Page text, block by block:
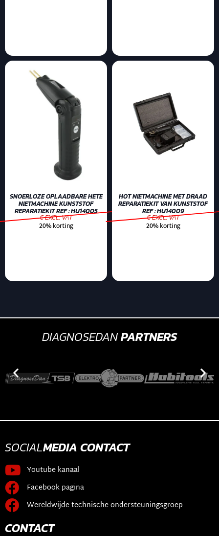
SNOERLOZE OPLAADBARE HETE
NIETMACHINE KUNSTSTOF
REPARATIEKIT REF : HU14005
€ EXCL. VAT
20% korting
HOT NIETMACHINE MET DRAAD
REPARATIEKIT VAN KUNSTSTOF
REF : HU14009
€ EXCL. VAT
20% korting
DIAGNOSEDANPARTNERS
SOCIALMEDIA CONTACT
Youtube kanaal
Facebook pagina
Wereldwijde technische ondersteuningsgroep
CONTACT